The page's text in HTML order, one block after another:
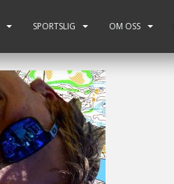
SPORTSLIG OM OSS